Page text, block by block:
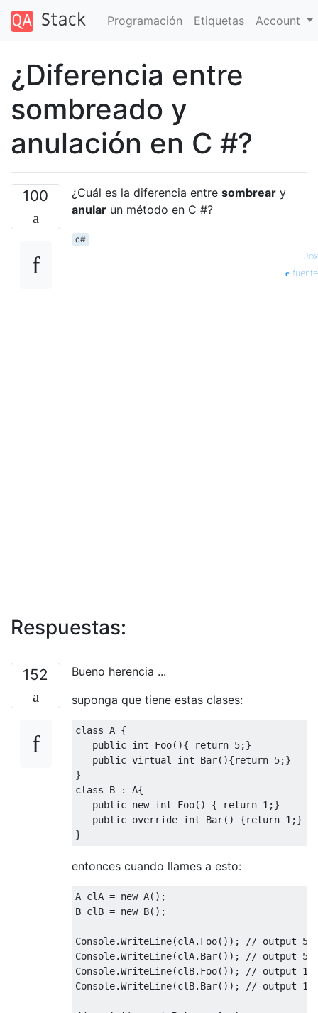
Programación Etiquetas Account
¿Diferencia entre
sombreado y
anulación en C #?
100 ¿Cuál es la diferencia entre sombrear y
anular un método en C #?
c#
— Jox
fuente
Respuestas:
152
Bueno herencia ...
suponga que tiene estas clases:
class A {
public int Foo(){ return 5;}
public virtual int Bar(){return 5;}
}
class B : A{
public new int Foo() { return 1 ;}
public override int Bar() {return 1 ;}
}
entonces cuando llames a esto:
A clA = new A();
B clB = new B();
Console.WriteLine(clA. Foo());
// output 5
Console.WriteLine(clA. Bar());
// output 5
Console.WriteLine(clB. Foo());
// output 1
Console.WriteLine(clB. Bar()); // output 1